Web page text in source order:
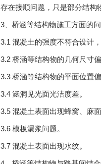
存在接顺问题，只是部分结构
3、桥涵等结构物施工方面的
3.1 混凝土的强度不符合设计
3.2 桥涵等结构物的几何尺寸
3.3 桥涵等结构物的平面位置偏
3.4 涵洞见光面光洁度差。
3.5 混凝土表面出现蜂窝、麻面
3.6 模板漏浆问题。
3.7 混凝土表面出现水纹。